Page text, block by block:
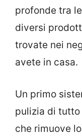
profonde tra
diversi
trovate nei
avete in casa.
Un primo
pulizia di
che rimuove